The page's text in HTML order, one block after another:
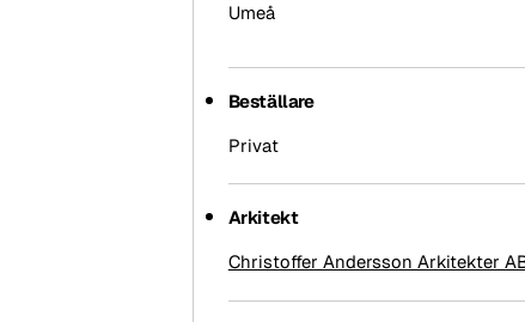
Umeå
Beställare
Privat
Arkitekt
Christoffer Andersson Arkitekter